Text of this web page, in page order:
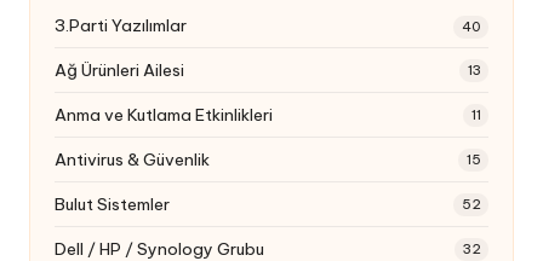
3.Parti Yazılımlar 40
Ağ Ürünleri Ailesi 13
Anma ve Kutlama Etkinlikleri 11
Antivirus & Güvenlik 15
Bulut Sistemler 52
Dell / HP / Synology Grubu 32